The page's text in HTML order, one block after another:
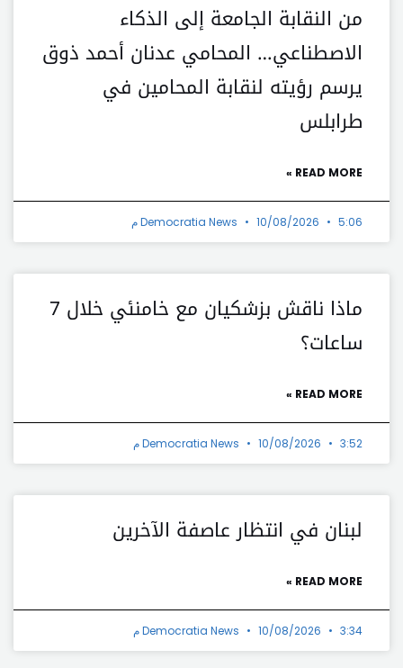
من النقابة الجامعة إلى الذكاء
الاصطناعي… المحامي عدنان أحمد ذوق
يرسم رؤيته لنقابة المحامين في
طرابلس
READ MORE »
Democratia News 10/08/2026 5:06 م
ماذا ناقش بزشكيان مع خامنئي خلال 7
ساعات؟
READ MORE »
Democratia News 10/08/2026 3:52 م
لبنان في انتظار عاصفة الآخرين
READ MORE »
Democratia News 10/08/2026 3:34 م